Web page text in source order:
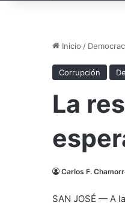
Inicio /
Corrupción
La
Carlos F.
SAN JOSÉ — A